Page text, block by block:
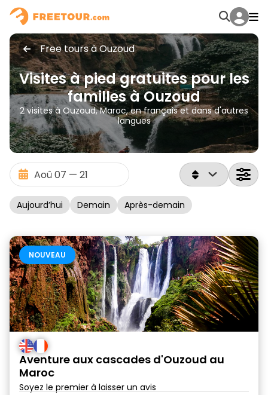
Free tours à Ouzoud
Visites à pied gratuites pour les
familles à Ouzoud
2 visites à Ouzoud, Maroc, en français et dans d'autres
langues
Aujourd’hui Demain Après-demain
NOUVEAU
Aventure aux cascades d'Ouzoud au
Maroc
Soyez le premier à laisser un avis